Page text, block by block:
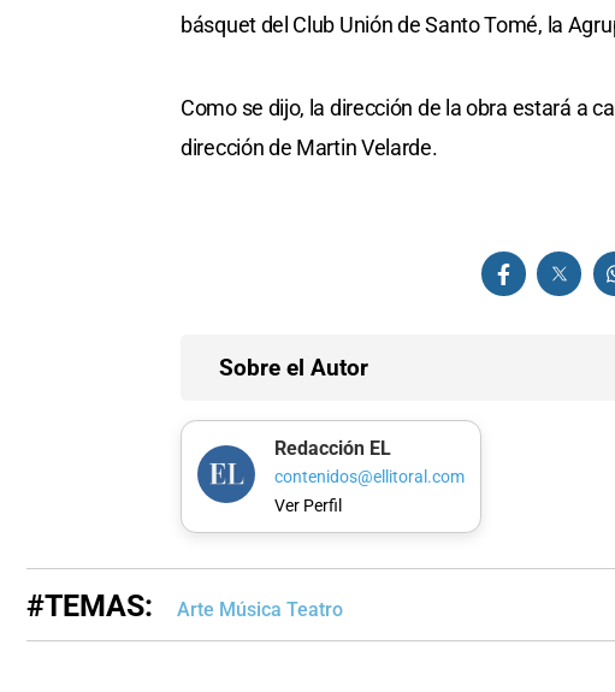
básquet del Club Unión de Santo Tomé, la
Como se dijo, la dirección de la obra estará a
dirección de Martin Velarde.
Sobre el Autor
Redacción EL
contenidos@ellitoral.com
Ver Perfil
#TEMAS: Arte Música Teatro